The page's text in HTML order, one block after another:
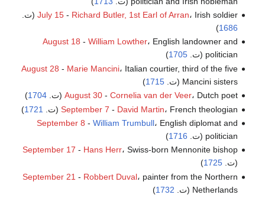
July 15- Richard Butler, 1st Earl of Arran، Irish soldier (ت.
1686
)
August 18 - William Lowther، English landowner and
politician (ت.
1705
)
August 28 - Marie Mancini، Italian courtier, third of the five
Mancini sisters (ت.
1715
)
August 30- Cornelia van der Veer، Dutch poet (ت. 1704
)
September 7 - David Martin، French theologian (ت. 1721
)
September 8 - William Trumbull، English diplomat and
politician (ت.
1716
)
September 17 - Hans Herr، Swiss-born Mennonite bishop
(ت.1725
)
September 21 - Robbert Duval، painter from the Northern
Netherlands (ت.
1732
)